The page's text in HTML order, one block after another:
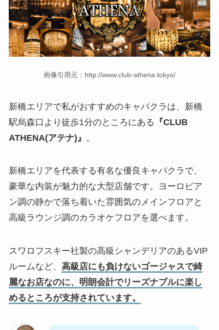
画像引用元：http://www.club-athena.tokyo/
新橋エリアで私がおすすめのキャバクラは、新橋
駅烏森口より徒歩1分のところにある 『CLUB
ATHENA(アテナ)』 。
新橋エリアを代表する有名な優良キャバクラで、
豪華な内装が魅力的な大型店舗です。ヨーロピア
ン調の静かで落ち着いた雰囲気のメインフロアと
高級ラウンジ調のカラオケフロアを選べます。
スワロフスキー社製の高級シャンデリアのあるVIP
ルームなど、 高級店にも負けないゴージャスで綺
麗なお店なのに、明朗会計でリーズナブルに楽し
めるところが支持されています。